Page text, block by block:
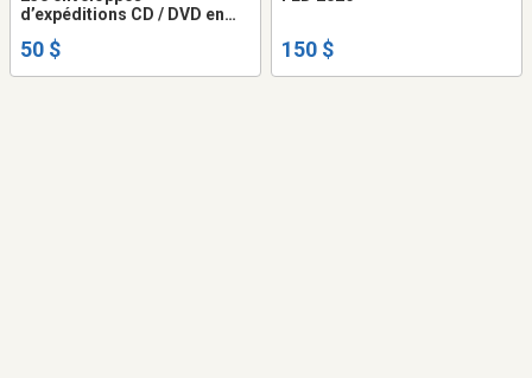
d’expéditions CD / DVD en
50 $ 150 $